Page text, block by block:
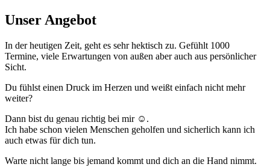
Unser Angebot
In der heutigen Zeit, geht es sehr hektisch zu. Gefühlt 1000
Termine, viele Erwartungen von außen aber auch aus persönlicher
Sicht.
Du fühlst einen Druck im Herzen und weißt einfach nicht mehr
weiter?
Dann bist du genau richtig bei mir ☺️.
Ich habe schon vielen Menschen geholfen und sicherlich kann ich
auch etwas für dich tun.
Warte nicht lange bis jemand kommt und dich an die Hand nimmt.